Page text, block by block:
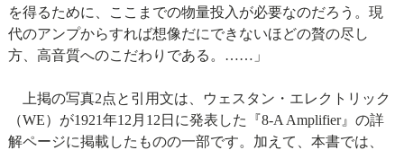
を得るために、ここまでの物量投入が必要なのだろう。現
代のアンプからすれば想像だにできないほどの贅の尽し
方、高音質へのこだわりである。……」
上掲の写真2点と引用文は、ウェスタン・エレクトリック
（WE）が1921年12月12日に発表した『8-A Amplifier』の詳
解ページに掲載したものの一部です。加えて、本書では、